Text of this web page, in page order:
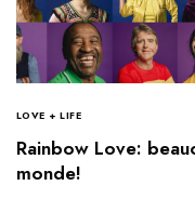
LOVE + LIFE
Rainbow Love:
monde!